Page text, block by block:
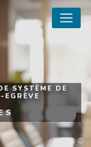
SYSTÈME DE